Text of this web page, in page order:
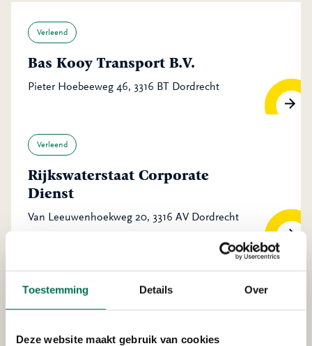
Toestemming Details Over
Deze website maakt gebruik van cookies
Verleend
Bas Kooy Transport B.V.
Pieter Hoebeeweg 46, 3316 BT Dordrecht
Verleend
Rijkswaterstaat Corporate
Dienst
Van Leeuwenhoekweg 20, 3316 AV Dordrecht
Stedin Netbeheer B.V.